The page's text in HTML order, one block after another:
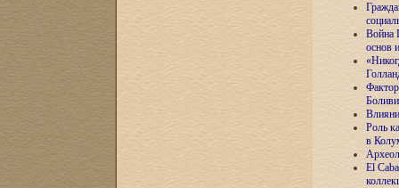
Война
основ
Роль
в
El